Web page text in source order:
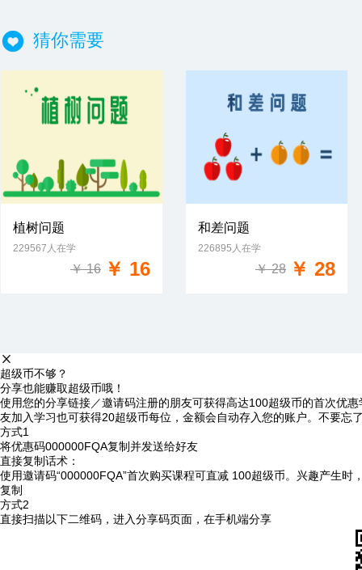
猜你需要
免费试学
植树问题
229567人在学
￥ 16 ￥ 16
免费试学
和差问题
226895人在学
￥ 28 ￥ 28
超级币不够？
分享也能赚取超级币哦！
使用您的分享链接／邀请码注册的朋友可获得高达100超级币的首次优
友加入学习也可获得20超级币每位，金额会自动存入您的账户。不要忘
方式1
将优惠码000000FQA复制并发送给好友
直接复制话术：
使用邀请码“000000FQA”首次购买课程可直减 100超级币。兴趣产生时
复制
方式2
直接扫描以下二维码，进入分享码页面，在手机端分享